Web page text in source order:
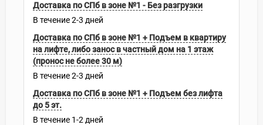
Доставка по СПб в зоне №1 - Без разгрузки
В течение2-3 дней
Доставка по СПб в зоне №1 + Подъем в квартиру
на лифте, либо занос в частный дом на 1 этаж
(пронос не более 30 м)
В течение2-3 дней
Доставка по СПб в зоне №1 + Подъем без лифта
до 5 эт.
В течение 1-2 дней